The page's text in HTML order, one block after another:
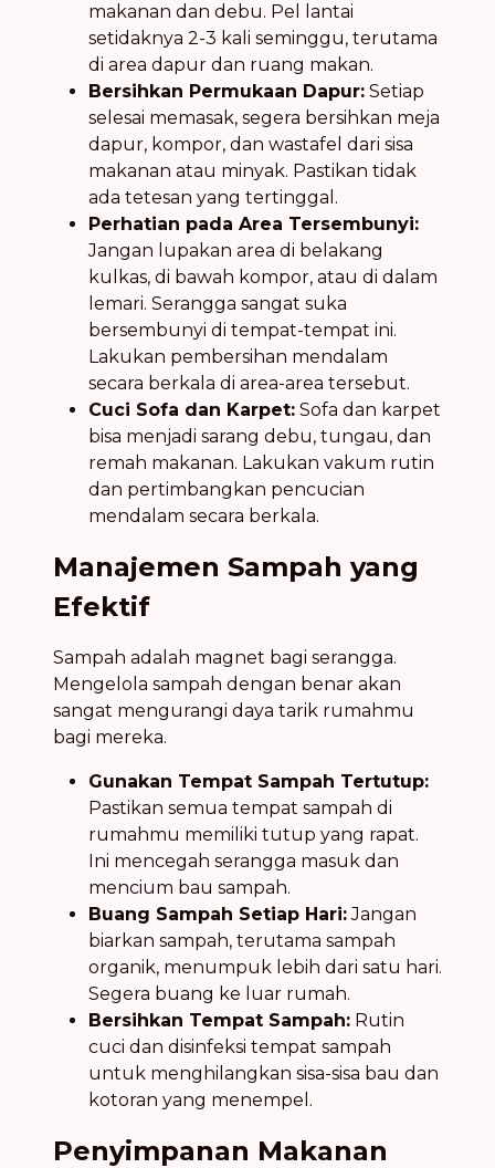
makanan dan debu. Pel lantai
setidaknya 2-3 kali seminggu, terutama
di area dapur dan ruang makan.
Bersihkan Permukaan Dapur: Setiap
selesai memasak, segera bersihkan meja
dapur, kompor, dan wastafel dari sisa
makanan atau minyak. Pastikan tidak
ada tetesan yang tertinggal.
Perhatian pada Area Tersembunyi:
Jangan lupakan area di belakang
kulkas, di bawah kompor, atau di dalam
lemari. Serangga sangat suka
bersembunyi di tempat-tempat ini.
Lakukan pembersihan mendalam
secara berkala di area-area tersebut.
Cuci Sofa dan Karpet: Sofa dan karpet
bisa menjadi sarang debu, tungau, dan
remah makanan. Lakukan vakum rutin
dan pertimbangkan pencucian
mendalam secara berkala.
Manajemen Sampah yang
Efektif
Sampah adalah magnet bagi serangga.
Mengelola sampah dengan benar akan
sangat mengurangi daya tarik rumahmu
bagi mereka.
Gunakan Tempat Sampah Tertutup:
Pastikan semua tempat sampah di
rumahmu memiliki tutup yang rapat.
Ini mencegah serangga masuk dan
mencium bau sampah.
Buang Sampah Setiap Hari:Jangan
biarkan sampah, terutama sampah
organik, menumpuk lebih dari satu hari.
Segera buang ke luar rumah.
Bersihkan Tempat Sampah: Rutin
cuci dan disinfeksi tempat sampah
untuk menghilangkan sisa-sisa bau dan
kotoran yang menempel.
Penyimpanan Makanan